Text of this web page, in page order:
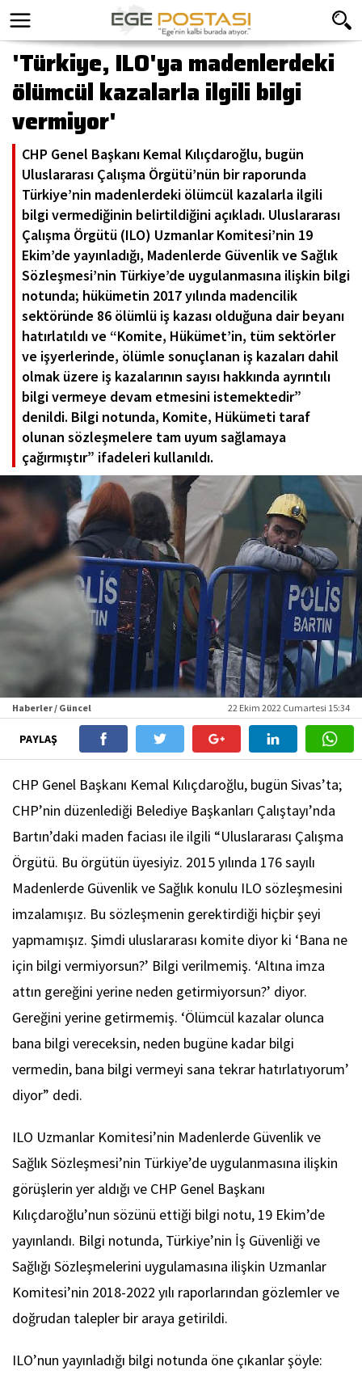
'Türkiye, ILO'ya madenlerdeki
ölümcül kazalarla ilgili bilgi
vermiyor'
CHP Genel Başkanı Kemal Kılıçdaroğlu, bugün
Uluslararası Çalışma Örgütü’nün bir raporunda
Türkiye’nin madenlerdeki ölümcül kazalarla ilgili
bilgi vermediğinin belirtildiğini açıkladı. Uluslararası
Çalışma Örgütü (ILO) Uzmanlar Komitesi’nin 19
Ekim’de yayınladığı, Madenlerde Güvenlik ve Sağlık
Sözleşmesi’nin Türkiye’de uygulanmasına ilişkin bilgi
notunda; hükümetin 2017 yılında madencilik
sektöründe 86 ölümlü iş kazası olduğuna dair beyanı
hatırlatıldı ve “Komite, Hükümet’in, tüm sektörler
ve işyerlerinde, ölümle sonuçlanan iş kazaları dahil
olmak üzere iş kazalarının sayısı hakkında ayrıntılı
bilgi vermeye devam etmesini istemektedir”
denildi. Bilgi notunda, Komite, Hükümeti taraf
olunan sözleşmelere tam uyum sağlamaya
çağırmıştır” ifadeleri kullanıldı.
Haberler / Güncel 22 Ekim 2022 Cumartesi 15:34
PAYLAŞ
CHP Genel Başkanı Kemal Kılıçdaroğlu, bugün Sivas’ta;
CHP’nin düzenlediği Belediye Başkanları Çalıştayı’nda
Bartın’daki maden faciası ile ilgili “Uluslararası Çalışma
Örgütü. Bu örgütün üyesiyiz. 2015 yılında 176 sayılı
Madenlerde Güvenlik ve Sağlık konulu ILO sözleşmesini
imzalamışız. Bu sözleşmenin gerektirdiği hiçbir şeyi
yapmamışız. Şimdi uluslararası komite diyor ki ‘Bana ne
için bilgi vermiyorsun?’ Bilgi verilmemiş. ‘Altına imza
attın gereğini yerine neden getirmiyorsun?’ diyor.
Gereğini yerine getirmemiş. ‘Ölümcül kazalar olunca
bana bilgi vereceksin, neden bugüne kadar bilgi
vermedin, bana bilgi vermeyi sana tekrar hatırlatıyorum’
diyor” dedi.
ILO Uzmanlar Komitesi’nin Madenlerde Güvenlik ve
Sağlık Sözleşmesi’nin Türkiye’de uygulanmasına ilişkin
görüşlerin yer aldığı ve CHP Genel Başkanı
Kılıçdaroğlu’nun sözünü ettiği bilgi notu, 19 Ekim’de
yayınlandı. Bilgi notunda, Türkiye’nin İş Güvenliği ve
Sağlığı Sözleşmelerini uygulamasına ilişkin Uzmanlar
Komitesi’nin 2018-2022 yılı raporlarından gözlemler ve
doğrudan talepler bir araya getirildi.
ILO’nun yayınladığı bilgi notunda öne çıkanlar şöyle: